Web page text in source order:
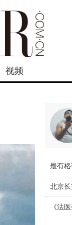
视频
最有